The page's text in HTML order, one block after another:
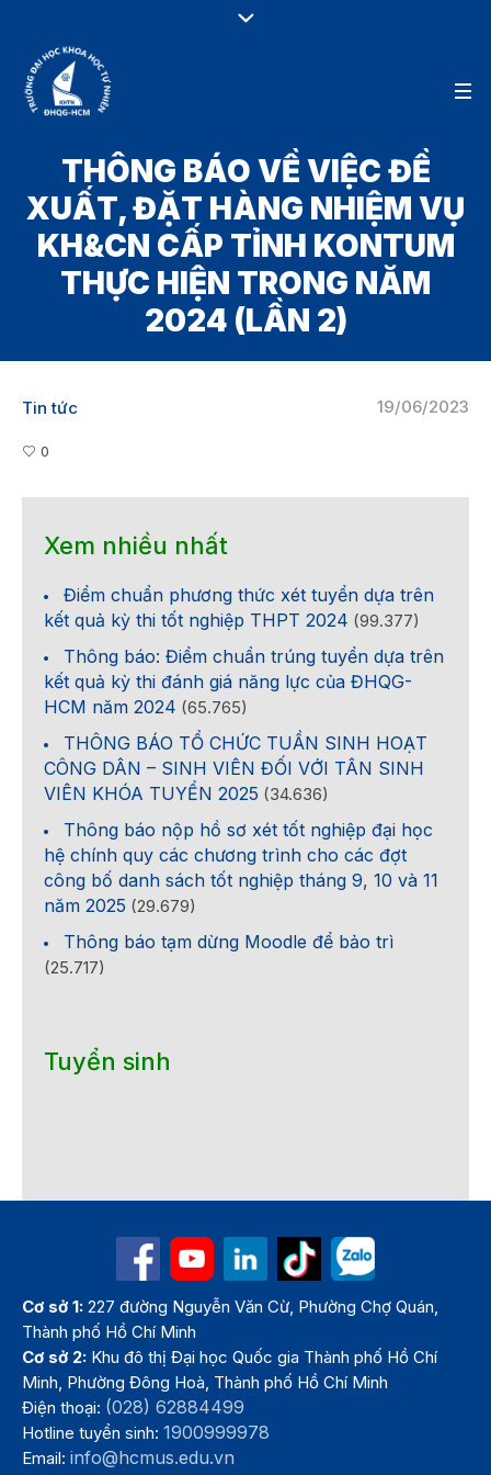
THÔNG BÁO VỀ VIỆC ĐỀ
XUẤT, ĐẶT HÀNG NHIỆM VỤ
KH&CN CẤP TỈNH KONTUM
THỰC HIỆN TRONG NĂM
2024 (LẦN 2)
19/06/2023
Tin tức
0
Xem nhiều nhất
Điểm chuẩn phương thức xét tuyển dựa trên
kết quả kỳ thi tốt nghiệp THPT 2024 (99.377)
Thông báo: Điểm chuẩn trúng tuyển dựa trên
kết quả kỳ thi đánh giá năng lực của ĐHQG-
HCM năm 2024 (65.765)
THÔNG BÁO TỔ CHỨC TUẦN SINH HOẠT
CÔNG DÂN – SINH VIÊN ĐỐI VỚI TÂN SINH
VIÊN KHÓA TUYỂN 2025 (34.636)
Thông báo nộp hồ sơ xét tốt nghiệp đại học
hệ chính quy các chương trình cho các đợt
công bố danh sách tốt nghiệp tháng 9, 10 và 11
năm 2025 (29.679)
Thông báo tạm dừng Moodle để bảo trì
(25.717)
Tuyển sinh
Cơ sở 1: 227 đường Nguyễn Văn Cừ, Phường Chợ Quán,
Thành phố Hồ Chí Minh
Cơ sở 2: Khu đô thị Đại học Quốc gia Thành phố Hồ Chí
Minh, Phường Đông Hoà, Thành phố Hồ Chí Minh
Điện thoại: (028) 62884499
Hotline tuyển sinh:1900999978
Email:info@hcmus.edu.vn